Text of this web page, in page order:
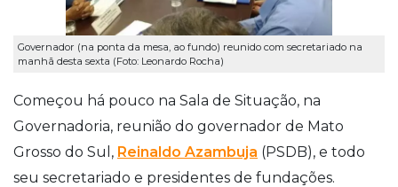
Governador (na ponta da mesa, ao fundo) reunido com secretariado na
manhã desta sexta (Foto: Leonardo Rocha)
Começou há pouco na Sala de Situação, na
Governadoria, reunião do governador de Mato
Grosso do Sul, Reinaldo Azambuja (PSDB), e todo
seu secretariado e presidentes de fundações.